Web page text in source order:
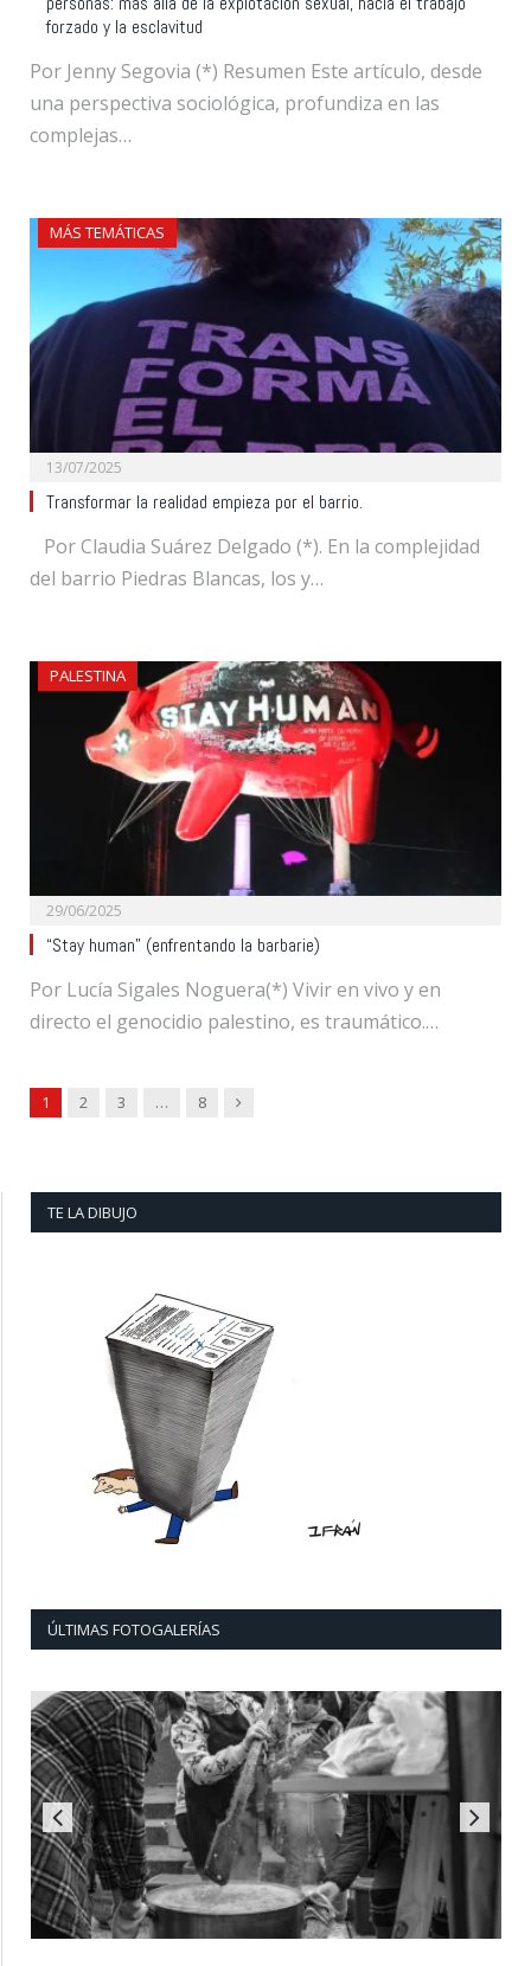
forzado y la esclavitud
Por Jenny Segovia (*) Resumen Este artículo, desde
una perspectiva sociológica, profundiza en las
complejas…
MÁS TEMÁTICAS
13/07/2025
Transformar la realidad empieza por el barrio.
Por Claudia Suárez Delgado (*). En la complejidad
del barrio Piedras Blancas, los y…
PALESTINA
29/06/2025
“Stay human” (enfrentando la barbarie)
Por Lucía Sigales Noguera(*) Vivir en vivo y en
directo el genocidio palestino, es traumático.…
1 2 3 … 8 Next
TE LA DIBUJO
ÚLTIMAS FOTOGALERÍAS